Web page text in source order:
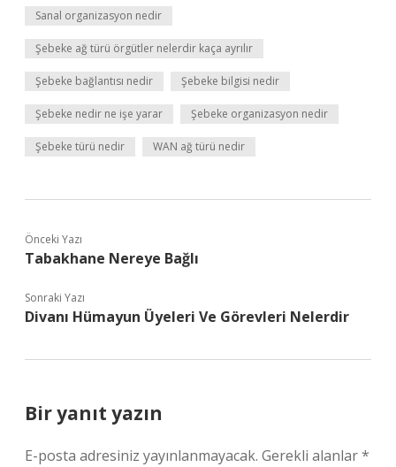
Sanal organizasyon nedir
Şebeke ağ türü örgütler nelerdir kaça ayrılır
Şebeke bağlantısı nedir Şebeke bilgisi nedir
Şebeke nedir ne işe yarar Şebeke organizasyon nedir
Şebeke türü nedir WAN ağ türü nedir
Önceki Yazı
Tabakhane Nereye Bağlı
Sonraki Yazı
Divanı Hümayun Üyeleri Ve Görevleri Nelerdir
Bir yanıt yazın
E-posta adresiniz yayınlanmayacak. Gerekli alanlar*